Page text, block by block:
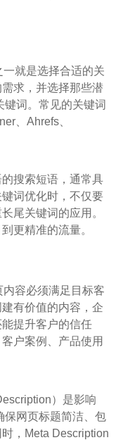
就是选择合适的关
求，并选择那些潜
词。常见的关键词
、Ahrefs、
搜索短语，通常具
词优化时，不仅要
尾关键词的应用。
更精准的流量。
容必须满足目标客
有价值的内容，企
提升客户的信任
户案例、产品使用
）是影响
保网页标题简洁、包
，Meta Description